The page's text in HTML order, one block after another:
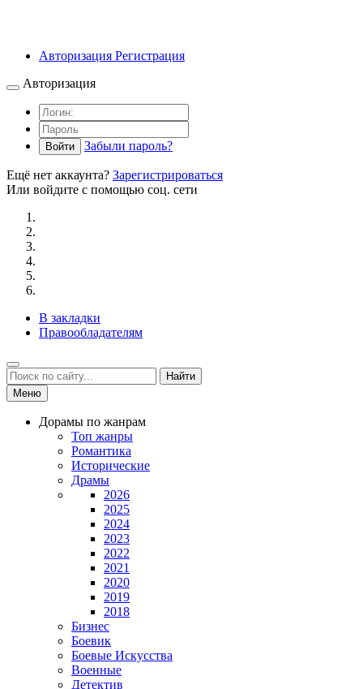
Авторизация Регистрация
Авторизация
Войти Забыли пароль?
Ещё нет аккаунта? Зарегистрироваться
Или войдите с помощью соц. сети
В закладки
Правообладателям
Найти
Меню
Дорамы по жанрам
Топ жанры
Романтика
Исторические
Драмы
2026
2025
2024
2023
2022
2021
2020
2019
2018
Бизнес
Боевик
Боевые Искусства
Военные
Детектив